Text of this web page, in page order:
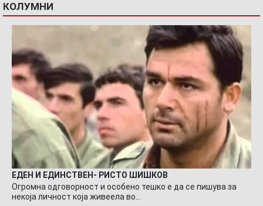
КОЛУМНИ
ЕДЕН И ЕДИНСТВЕН- РИСТО ШИШКОВ
Огромна одговорност и особено тешко е да се пишува за
некоја личност која живеела во…